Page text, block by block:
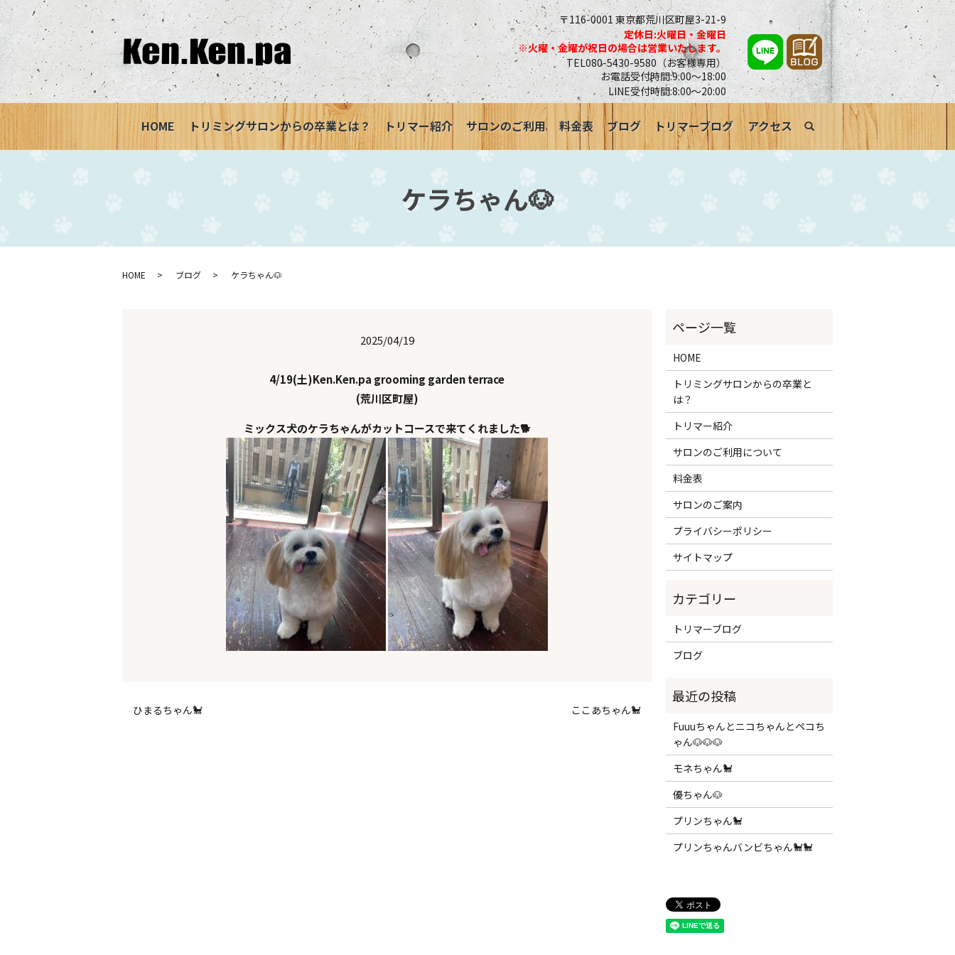
〒116-0001 東京都荒川区町屋3-21-9
定休日:火曜日・金曜日
※火曜・金曜が祝日の場合は営業いたします。
TEL080-5430-9580（お客様専用）
お電話受付時間:9:00～18:00
LINE受付時間:8:00～20:00
HOME トリミングサロンからの卒業とは？ トリマー紹介 サロンのご利用 料金表 ブログ トリマーブログ アクセス search
ケラちゃん🐶
HOME ブログ ケラちゃん🐶
2025/04/19
4/19(土)Ken.Ken.pa grooming garden terrace
(荒川区町屋)
ミックス犬のケラちゃんがカットコースで来てくれました🐕
ひまるちゃん🐩 ここあちゃん🐩
HOME
トリミングサロンからの卒業と
は？
トリマー紹介
サロンのご利用について
料金表
サロンのご案内
プライバシーポリシー
サイトマップ
トリマーブログ
ブログ
Fuuuちゃんとニコちゃんとペコち
ゃん🐶🐶🐶
モネちゃん🐩
優ちゃん🐶
プリンちゃん🐩
プリンちゃんバンビちゃん🐩🐩